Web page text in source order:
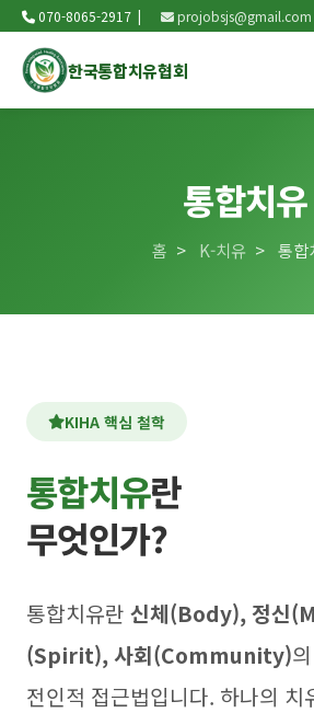
070-8065-2917 | projobsjs@gmail.com
한국통합치유협회
통합치유
홈 > K-치유 > 통합
KIHA 핵심 철학
통합치유란
무엇인가?
통합치유란 신체(Body), 정신
(Spirit), 사회(Community)
전인적 접근법입니다. 하나의 치